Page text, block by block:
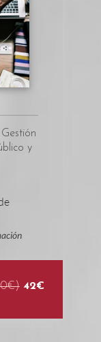
y
42€